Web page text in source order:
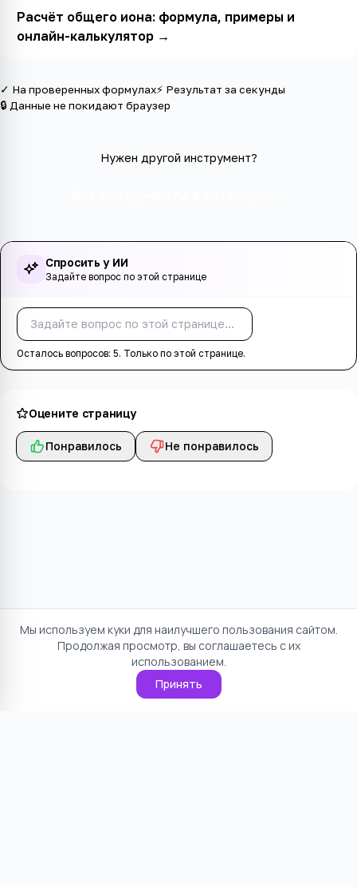
Расчёт общего иона: формула, примеры и
онлайн-калькулятор→
✓ На проверенных формулах⚡ Результат за секунды
🔒 Данные не покидают браузер
Нужен другой инструмент?
Спросить у ИИ
Задайте вопрос по этой странице
Осталось вопросов: 5. Только по этой странице.
Оцените страницу
Понравилось Не понравилось
Мы используем куки для наилучшего пользования сайтом.
Продолжая просмотр, вы соглашаетесь с их
использованием.
Принять